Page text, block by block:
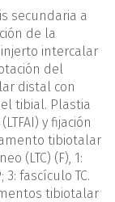
secundaria a
de la
intercalar
del
distal con
tibial. Plastia
y fijación
tibiotalar
(LTC) (F), 1:
fascículo TC.
tibiotalar